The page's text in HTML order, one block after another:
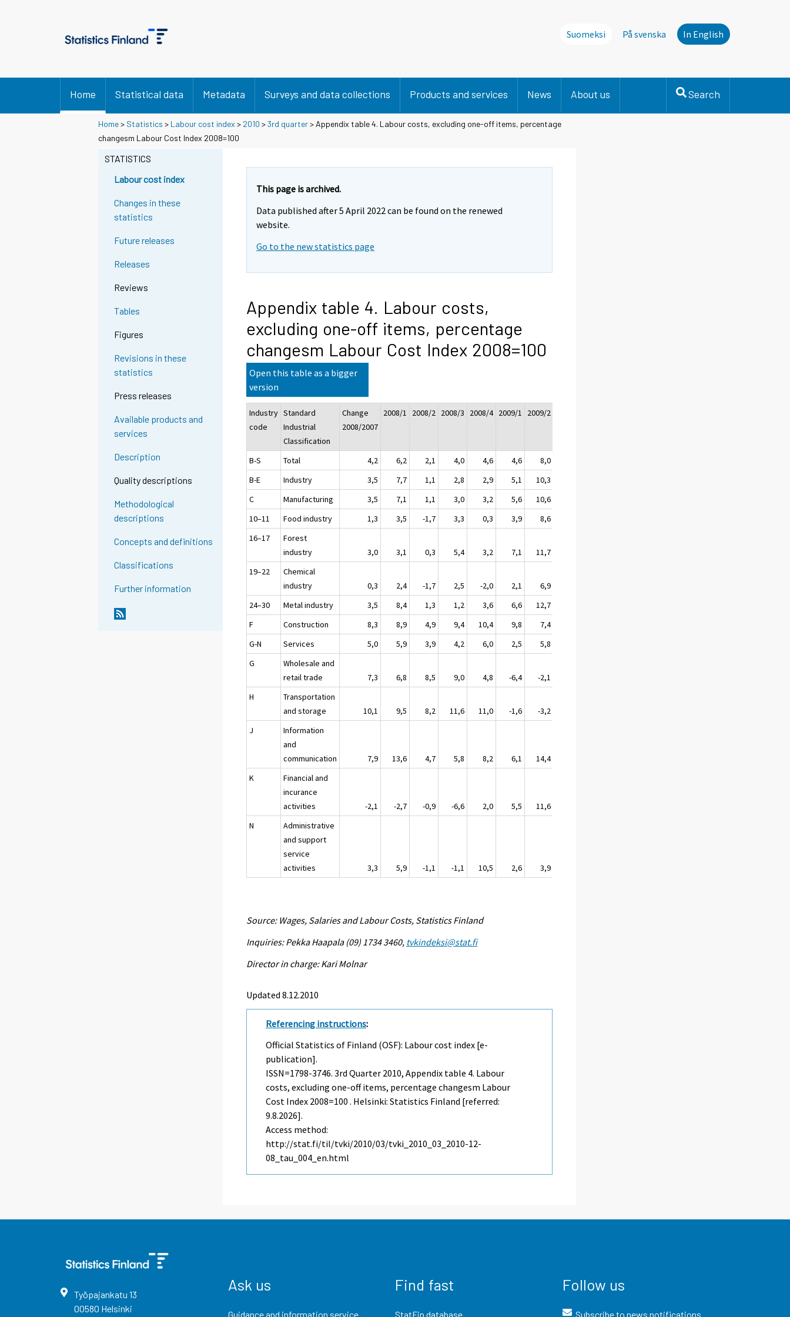
Suomeksi På svenska In English
Home Statistical data Metadata Surveys and data collections Products and services News About us Search
Home> Statistics > Labour cost index > 2010 >3rd quarter> Appendix table 4. Labour costs, excluding one-off items, percentage
changesm Labour Cost Index 2008=100
STATISTICS
Labour cost index
Changes in these
statistics
Future releases
Releases
Reviews
Tables
Figures
Revisions in these
statistics
Press releases
Available products and
services
Description
Quality descriptions
Methodological
descriptions
Concepts and definitions
Classifications
Further information
This page is archived.
Data published after 5 April 2022 can be found on the renewed
website.
Go to the new statistics page
Appendix table 4. Labour costs,
excluding one-off items, percentage
changesm Labour Cost Index 2008=100
Open this table as a bigger
version
Industry
code
Standard
Industrial
Classification
Change
2008/2007
2008/1 2008/2 2008/3 2008/4 2009/1 2009/2
B-S Total 4,2 6,2 2,1 4,0 4,6 4,6 8,0
B-E
Industry 3,5 7,7 1,1 2,8 2,9 5,1 10,3
C
Manufacturing 3,5 7,1 1,1 3,0 3,2 5,6 10,6
10–11
Food industry 1,3 3,5 -1,7 3,3 0,3 3,9 8,6
16–17
Forest
industry
3,0 3,1 0,3 5,4 3,2 7,1 11,7
19–22
Chemical
industry
0,3 2,4 -1,7 2,5 -2,0 2,1 6,9
24–30
Metal industry 3,5 8,4 1,3 1,2 3,6 6,6 12,7
F
Construction 8,3 8,9 4,9 9,4 10,4 9,8 7,4
G-N
Services 5,0 5,9 3,9 4,2 6,0 2,5 5,8
G
Wholesale and
retail trade
7,3 6,8 8,5 9,0 4,8 -6,4 -2,1
H
Transportation
and storage
10,1 9,5 8,2 11,6 11,0 -1,6 -3,2
J
Information
and
communication
7,9 13,6 4,7 5,8 8,2 6,1 14,4
K
Financial and
incurance
activities
-2,1 -2,7 -0,9 -6,6 2,0 5,5 11,6
N
Administrative
and support
service
activities
3,3 5,9 -1,1 -1,1 10,5 2,6 3,9
Source: Wages, Salaries and Labour Costs, Statistics Finland
Inquiries: Pekka Haapala (09) 1734 3460, tvkindeksi@stat.fi
Director in charge: Kari Molnar
Updated 8.12.2010
Referencing instructions:
Official Statistics of Finland (OSF): Labour cost index [e-
publication].
ISSN=1798-3746.3rd Quarter 2010, Appendix table 4. Labour
costs, excluding one-off items, percentage changesm Labour
Cost Index 2008=100 . Helsinki: Statistics Finland [referred:
9.8.2026].
Access method:
http://stat.fi/til/tvki/2010/03/tvki_2010_03_2010-12-
08_tau_004_en.html
Työpajankatu 13
00580 Helsinki
Ask us
Guidance and information service
Find fast
StatFin database
Follow us
Subscribe to news notifications